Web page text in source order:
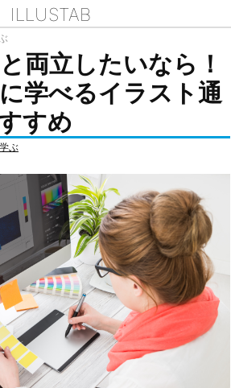
ILLUSTAB
両立したいなら！
学べるイラスト通
すめ
ぶ